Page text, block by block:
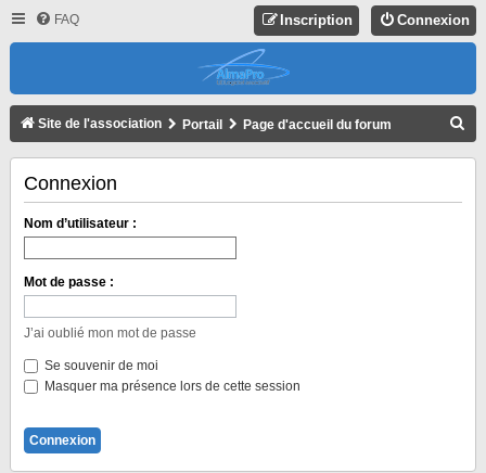
FAQ Connexion
Inscription
Site de l'association Portail Page d'accueil du forum
Connexion
Nom d’utilisateur :
Mot de passe :
J’ai oublié mon mot de passe
Se souvenir de moi
Masquer ma présence lors de cette session